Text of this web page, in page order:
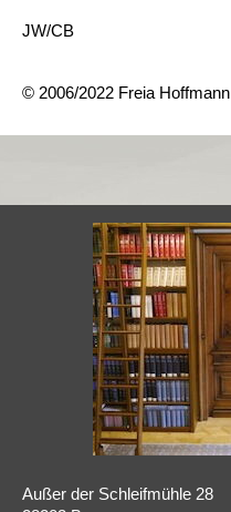
JW/CB
© 2006/2022 Freia Hoffmann
Außer der Schleifmühle 28